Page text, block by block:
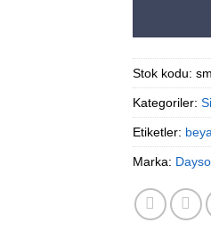
Stok kodu:
Kategoriler:
Etiketler:
Marka: